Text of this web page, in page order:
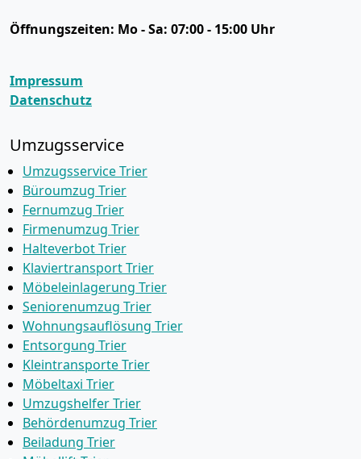
Öffnungszeiten: Mo - Sa: 07:00 - 15:00 Uhr
Impressum
Datenschutz
Umzugsservice
Umzugsservice Trier
Büroumzug Trier
Fernumzug Trier
Firmenumzug Trier
Halteverbot Trier
Klaviertransport Trier
Möbeleinlagerung Trier
Seniorenumzug Trier
Wohnungsauflösung Trier
Entsorgung Trier
Kleintransporte Trier
Möbeltaxi Trier
Umzugshelfer Trier
Behördenumzug Trier
Beiladung Trier